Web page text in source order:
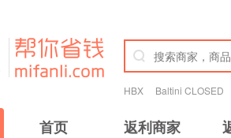
HBX Baltini CLOSED
首页 返利商家